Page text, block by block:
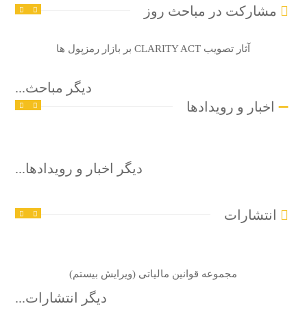
مشارکت در مباحث روز
آثار تصویب CLARITY ACT بر بازار رمزپول ها
دیگر مباحث...
اخبار و رویدادها
دیگر اخبار و رویدادها...
انتشارات
مجموعه قوانین مالیاتی (ویرایش بیستم)
دیگر انتشارات...